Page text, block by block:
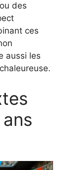
des
ces
aussi les
ans